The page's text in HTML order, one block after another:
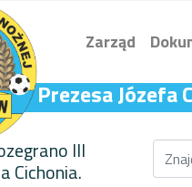
Zarząd
Prezesa Józefa
III
Cichonia.